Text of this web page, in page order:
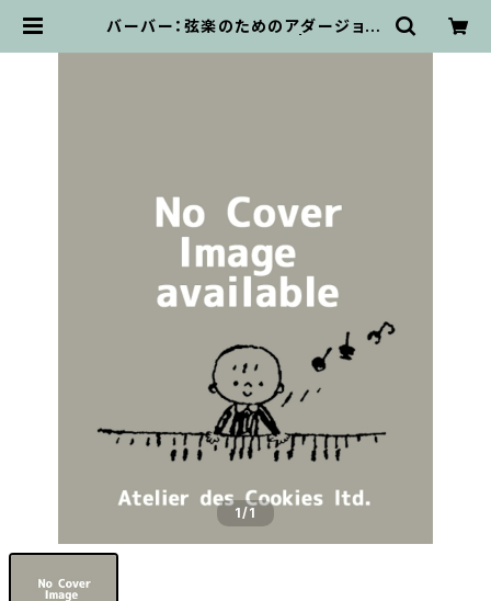
バーバー：弦楽のためのアダージョ(S
1/1